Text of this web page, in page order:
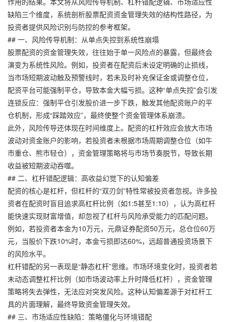
缺陷三个维度，系统剖析股票配资资金管理失效的结构性路径，为
投资者提供风险识别与防控的参考框架。
## 一、风险传导机制：从单点失控到系统性崩塌
股票配资的资金管理失效，往往始于单一风险点的暴露，但最终会
演变为系统性风险。例如，投资者在配资后未设定明确的止损线，
当市场短期波动触及预警线时，若未及时补充保证金或调整仓位，
配资平台可能强制平仓，导致本金大幅亏损。这种“单点失控”会引发
连锁反应：强制平仓引发股价进一步下跌，触发其他配资账户的平
仓机制，形成“踩踏效应”，最终使整个资金管理体系崩溃。
此外，风险传导还体现在时间维度上。配资的杠杆效应会放大市场
波动对资金账户的影响，若投资者未根据市场周期调整仓位（如牛
市重仓、熊市轻仓），资金管理策略将与市场节奏脱节，导致长期
收益被短期波动吞噬。
## 二、杠杆错配逻辑：高收益幻觉下的认知偏差
配资的核心是杠杆，但杠杆的“双刃剑”特性常被投资者忽视。许多投
资者在配资时盲目追求高杠杆比例（如1:5甚至1:10），认为高杠杆
能快速实现财富增值，却忽视了杠杆与风险承受能力的匹配问题。
例如，若投资者本金为10万元， 元鼎证券配资50万元，总仓位60万
元，当股价下跌10%时，本金亏损即达60%，远超普通投资场景下
的风险水平。
杠杆错配的另一表现是“静态杠杆”思维。市场环境变化时，投资者若
未动态调整杠杆比例（如市场波动率上升时降低杠杆），资金管理
策略将失去弹性，无法应对突发风险。这种认知偏差源于对杠杆工
具的片面理解，最终导致资金管理失效。
## 三、市场适应性缺陷：策略僵化与环境错配